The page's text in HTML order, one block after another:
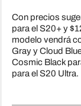
Con precios
para el S20+ y
modelo vendrá
Gray y Cloud
Cosmic Black
para el S20 Ultra.